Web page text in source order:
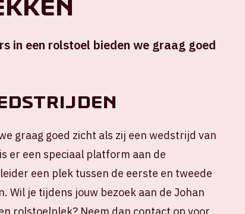
en tijd
juni 2026
17:00 – Deuren open
22:45 – Verwachte eindtijd
toe aan agenda
KOOP TICKETS
in een rolstoel bieden we graag goed
graag goed zicht als zij een wedstrijd van
er een speciaal platform aan de
een plek tussen de eerste en tweede
Wil je tijdens jouw bezoek aan de Johan